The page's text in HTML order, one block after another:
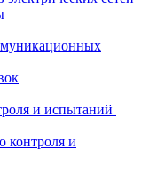
и испытаний
контроля и